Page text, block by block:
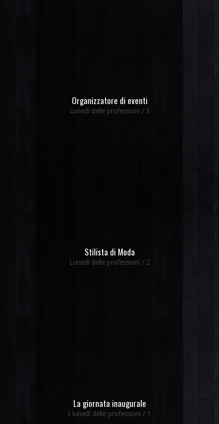
Organizzatore di eventi
Lunedì delle professioni / 3
Stilista di Moda
Lunedì delle professioni / 2
La giornata inaugurale
I lunedì delle professioni / 1